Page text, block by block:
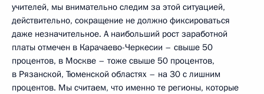
учителей, мы внимательно следим за этой ситуацией,
действительно, сокращение не должно фиксироваться
даже незначительное. А наибольший рост заработной
платы отмечен в Карачаево-Черкесии – свыше 50
процентов, в Москве – тоже свыше 50 процентов,
в Рязанской, Тюменской областях – на 30 с лишним
процентов. Мы считаем, что именно те регионы, которые